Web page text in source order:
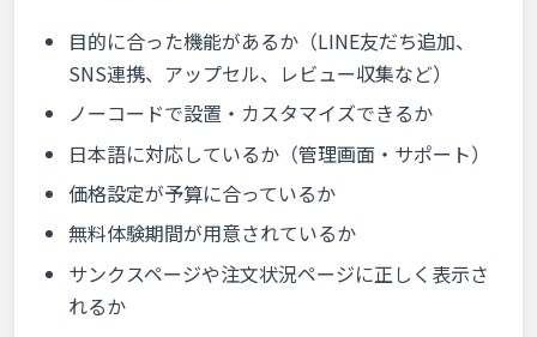
目的に合った機能があるか（LINE友だち追加、
SNS連携、アップセル、レビュー収集など）
ノーコードで設置・カスタマイズできるか
日本語に対応しているか（管理画面・サポート）
価格設定が予算に合っているか
無料体験期間が用意されているか
サンクスページや注文状況ページに正しく表示さ
れるか